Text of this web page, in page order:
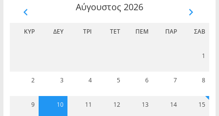
Αύγουστος 2026
ΚΥΡ ΔΕΥ ΤΡΊ ΤΕΤ ΠΈΜ ΠΑΡ ΣΆΒ
1
2 3 4 5 6 7 8
9 10 11 12 13 14 15